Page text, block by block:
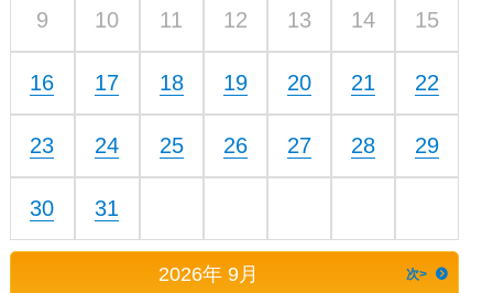
9 10 11 12 13 14 15
16 17 18 19 20 21 22
23 24 25 26 27 28 29
30 31
次>
2026年 9月